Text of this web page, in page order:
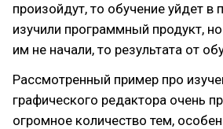
произойдут, то обучение уйдет в
изучили программный продукт,
им не начали, то результата от
Рассмотренный пример про
графического редактора очень
огромное количество тем,